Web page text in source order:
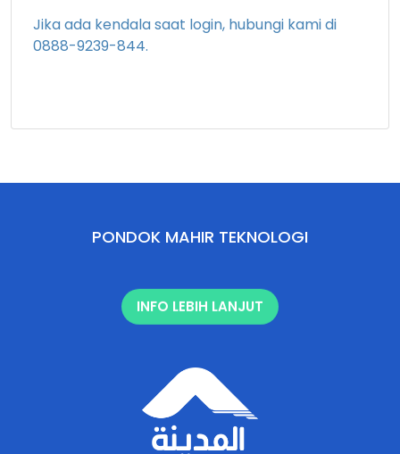
Jika ada kendala saat login, hubungi kami di
0888-9239-844.
PONDOK MAHIR TEKNOLOGI
INFO LEBIH LANJUT